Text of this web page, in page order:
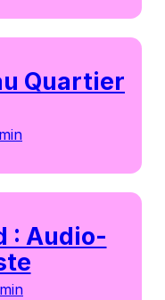
Quartier
: Audio-